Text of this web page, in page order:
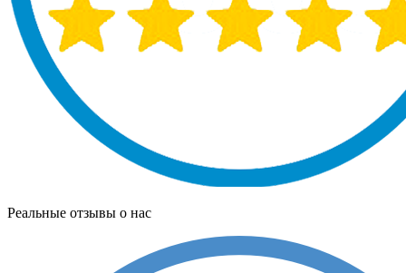
Реальные отзывы о нас